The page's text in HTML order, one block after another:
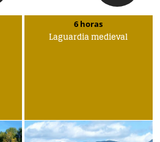
6 horas
Laguardia medieval